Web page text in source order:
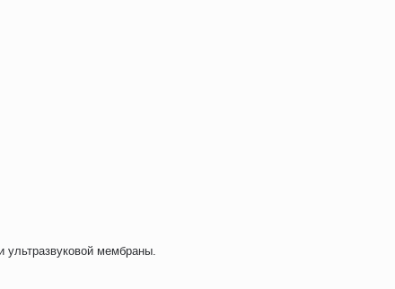
ультразвуковой мембраны.